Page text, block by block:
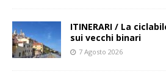
ITINERARI / La
sui vecchi binari
7 Agosto 2026